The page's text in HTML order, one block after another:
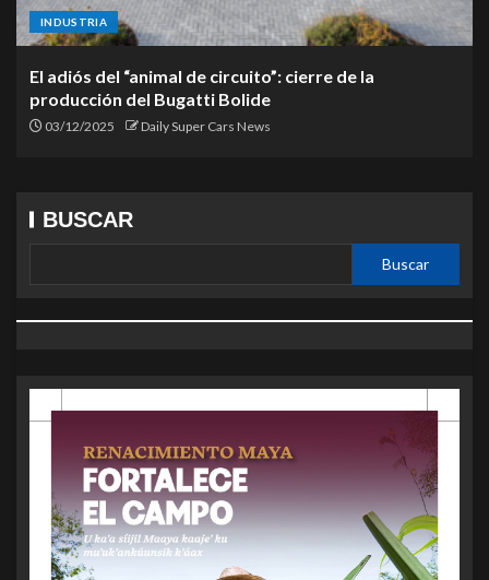
INDUSTRIA
El adiós del “animal de circuito”: cierre de la
producción del Bugatti Bolide
03/12/2025 Daily Super Cars News
BUSCAR
Buscar